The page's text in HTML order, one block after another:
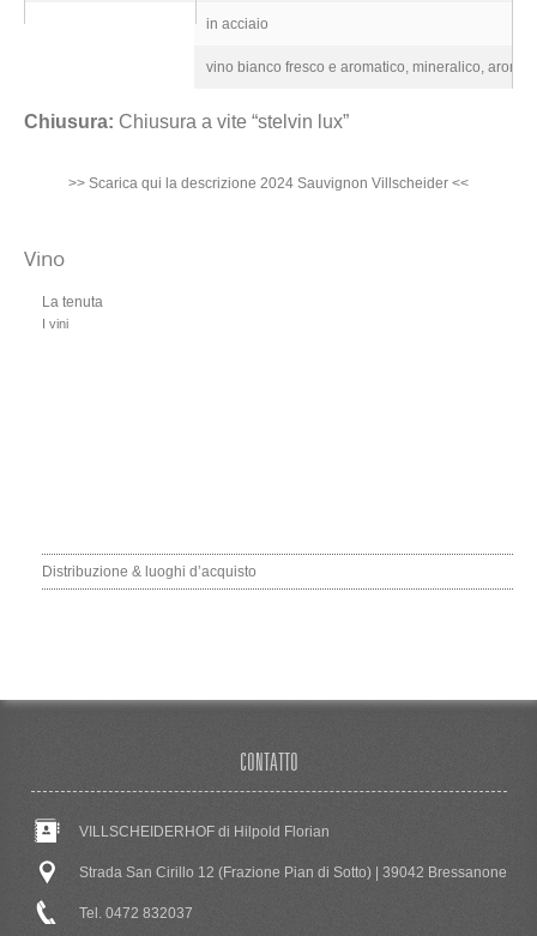
in acciaio
vino bianco fresco e aromatico, mineralico,
Chiusura: Chiusura a vite “stelvin lux”
>> Scarica qui la descrizione 2024 Sauvignon Villscheider <<
Vino
La tenuta
I vini
Distribuzione & luoghi d’acquisto
CONTATTO
VILLSCHEIDERHOF di Hilpold Florian
Strada San Cirillo 12 (Frazione Pian di Sotto) | 39042 Bressanone
Tel. 0472 832037